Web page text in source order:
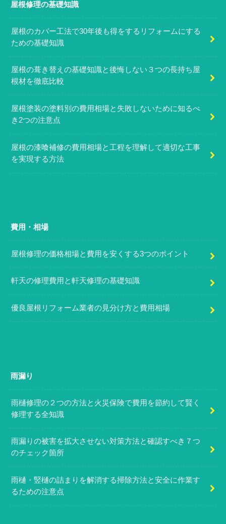
屋根修理の基礎知識
屋根のカバー工法で30年後も得をするリフォームにする
ための基礎知識
屋根の葺き替えの基礎知識と後悔しない３つの長持ち屋
根材を徹底比較
屋根塗装の塗料別の費用相場と失敗しないために知るべ
き2つの注意点
屋根の漆喰補修の費用相場と工程を理解して適切な工事
を実現する方法
費用・相場
屋根修理の価格相場と費用を安くする3つのポイント
軒天の修理費用と軒天修理の基礎知識
優良屋根リフォーム業者の見分け方と費用相場
雨漏り
雨樋修理の２つの方法と火災保険で費用を節約して賢く
修理する全知識
雨漏りの被害を拡大させない対策方法と確認すべき７つ
のチェック箇所
雨樋・竪樋の詰まりを解消する掃除方法と安全に作業す
るための注意点